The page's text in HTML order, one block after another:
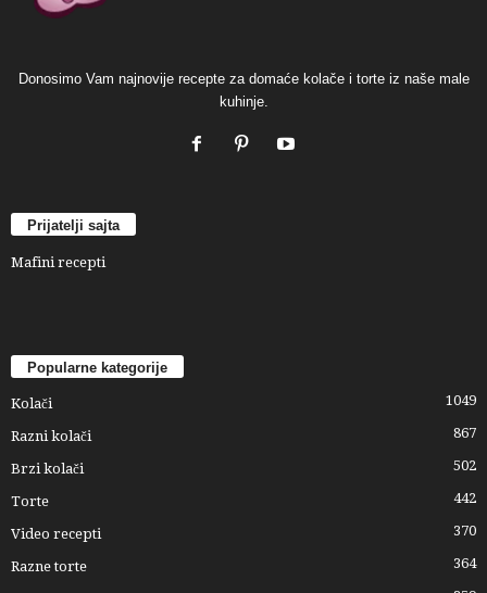
Donosimo Vam najnovije recepte za domaće kolače i torte iz naše male
kuhinje.
Prijatelji sajta
Mafini recepti
Popularne kategorije
Kolači 1049
Razni kolači 867
Brzi kolači 502
Torte 442
Video recepti 370
Razne torte 364